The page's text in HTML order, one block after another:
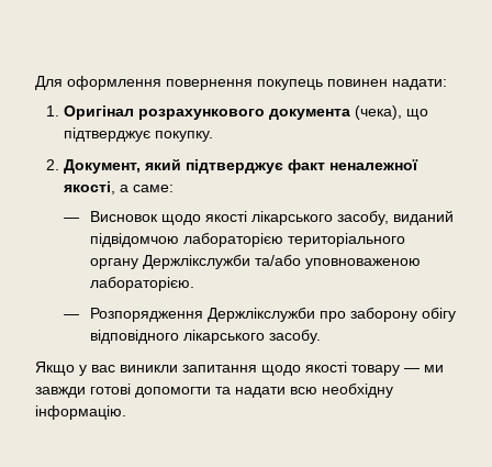
Для оформлення повернення покупець повинен надати:
Оригінал розрахункового документа (чека), що
підтверджує покупку.
Документ, який підтверджує факт неналежної
якості , а саме:
Висновок щодо якості лікарського засобу, виданий
підвідомчою лабораторією територіального
органу Держлікслужби та/або уповноваженою
лабораторією.
Розпорядження Держлікслужби про заборону обігу
відповідного лікарського засобу.
Якщо у вас виникли запитання щодо якості товару — ми
завжди готові допомогти та надати всю необхідну
інформацію.